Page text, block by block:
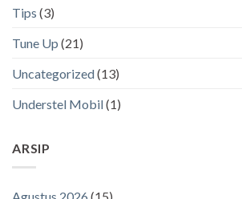
Tips (3)
Tune Up (21)
Uncategorized(13)
Understel Mobil(1)
ARSIP